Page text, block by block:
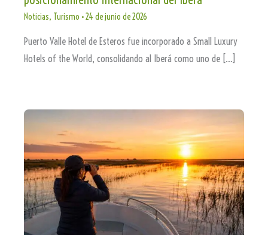
Noticias, Turismo •24 de junio de 2026
Puerto Valle Hotel de Esteros fue incorporado a Small Luxury
Hotels of the World, consolidando al Iberá como uno de […]